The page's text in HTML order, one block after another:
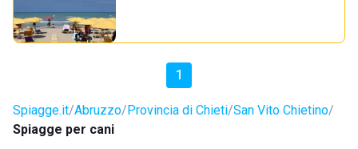
1
Spiagge.it Abruzzo Provincia di Chieti San Vito Chietino
Spiagge per cani